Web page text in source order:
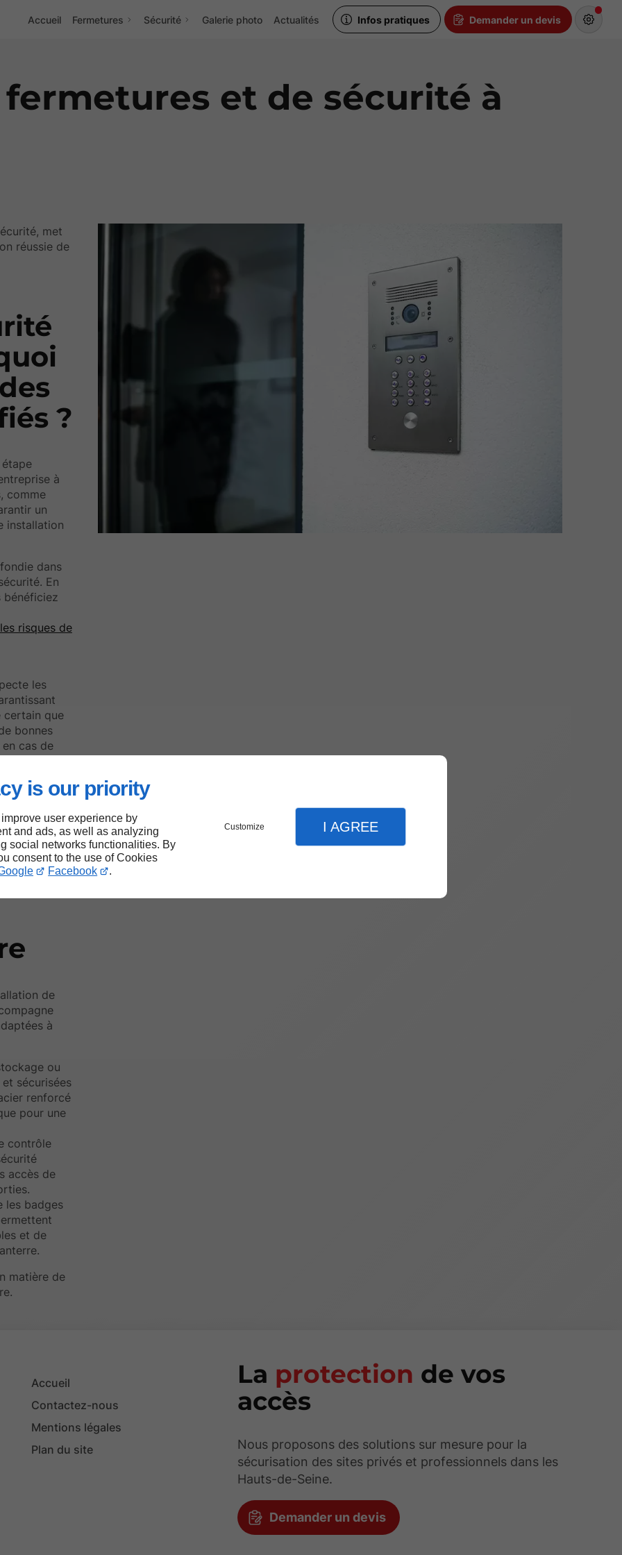
is our priority
user experience by
and ads, as well as analyzing
social networks functionalities. By
consent to the use of Cookies
Facebook .
Customize I AGREE
Accueil Fermetures
Motorisation
Sécurité Galerie photo Actualités Infos pratiques Demander un devis
et de sécurité à
met
réussie de
?
à
comme
un
installation
dans
En
bénéficiez
risques de
les
certain que
bonnes
cas de
de
à
ou
sécurisées
renforcé
pour une
contrôle
accès de
les badges
et de
matière de
Accueil
Contactez-nous
Mentions légales
Plan du site
La protection de vos
accès
Nous proposons des solutions sur mesure pour la
sécurisation des sites privés et professionnels dans les
Hauts-de-Seine.
Demander un devis